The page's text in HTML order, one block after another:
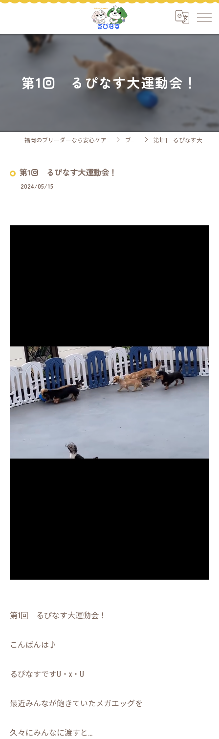
第1回 るぴなす大運動会！
ブログ 第1回 るぴなす大運動会！
第1回 るぴなす大運動会！
2024/05/15
第1回 るぴなす大運動会！
こんばんは♪
るぴなすですU・x・U
最近みんなが飽きていたメガエッグを
久々にみんなに渡すと…